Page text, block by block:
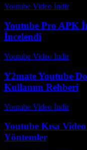
Youtube Video İndir-
Youtube Pro APK
İncelendi
Youtube Video İndir-
Y2mate Youtube
Kullanım Rehberi
Youtube Video İndir-
Youtube Kısa
Yöntemler